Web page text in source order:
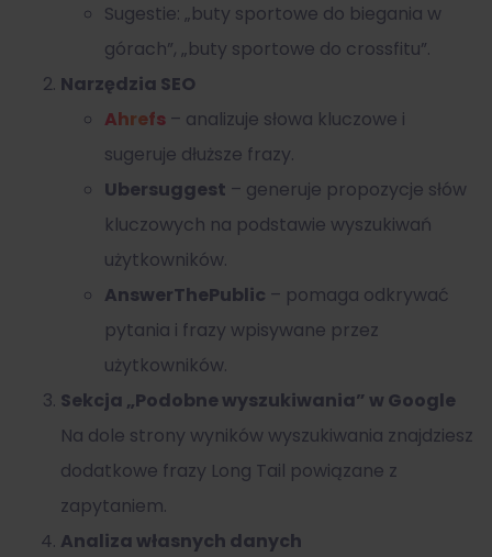
Sugestie: „buty sportowe do biegania w
górach”, „buty sportowe do crossfitu”.
Narzędzia SEO
Ahrefs – analizuje słowa kluczowe i
sugeruje dłuższe frazy.
Ubersuggest – generuje propozycje słów
kluczowych na podstawie wyszukiwań
użytkowników.
AnswerThePublic – pomaga odkrywać
pytania i frazy wpisywane przez
użytkowników.
Sekcja „Podobne wyszukiwania” w Google
Na dole strony wyników wyszukiwania znajdziesz
dodatkowe frazy Long Tail powiązane z
zapytaniem.
Analiza własnych danych